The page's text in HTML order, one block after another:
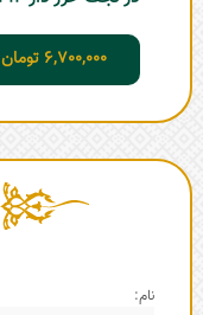
6,700,000 تومان
نام: